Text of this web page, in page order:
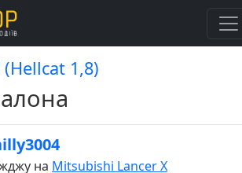
(Hellcat 1,8)
на Mitsubishi Lancer X